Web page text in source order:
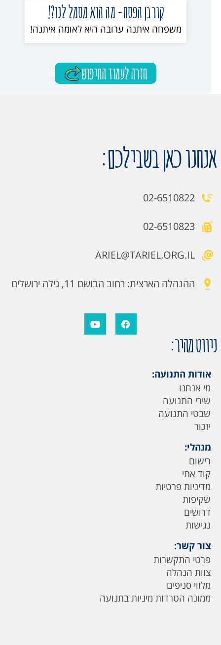
קורבן הפסח- מה הוא מסמל לנו?!
משפחה איתנה ערובה היא לאומה איתנה!
חזרה לעמוד החיפוש
אנחנו כאן בשבילכם:
02-6510822
02-6510823
ARIEL@TARIEL.ORG.IL
ההנהלה הארצית: רחוב הבושם 11, גילה ירושלים
ניווט מהיר:
אודות התנועה:
מי אנחנו
שירי התנועה
שבטי התנועה
יזכור
מנהלי:
רישום
קוד אתי
מדיניות פרטיות
שקיפות
דרושים
נגישות
צור קשר:
פרטי התקשרות
צוות הנהלה
מלווי סניפים
ממונה הטרדות מיניות בתנועה